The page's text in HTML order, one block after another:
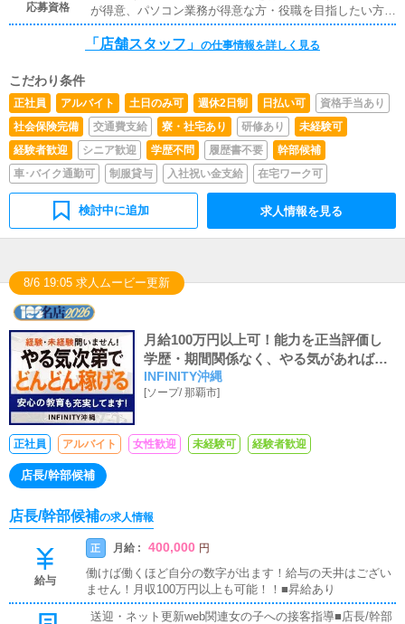
応募資格
が得意、パソコン業務が得意な方・役職を目指したい方・
収入を上げたい方・人として成長したい方にしっかりとし
た教育・指導を行いますので、スピーディに成長いただけ
「店舗スタッフ」 の仕事情報を詳しく見る
こだわり条件
正社員 アルバイト 土日のみ可 週休2日制 日払い可
資格手当あり
社会保険完備
交通費支給 寮・社宅あり 研修あり
未経験可
経験者歓迎
シニア歓迎 学歴不問 履歴書不要
幹部候補
車･バイク通勤可
制服貸与 入社祝い金支給 在宅ワーク可
検討中に追加 求人情報を見る
8/6 19:05 求人ムービー更新
月給100万円以上可！能力を正当評価し
学歴・期間関係なく、やる気があれば稼
げます！！
INFINITY沖縄
[ソープ/那覇市]
正社員 アルバイト 女性歓迎 未経験可 経験者歓迎
店長/幹部候補
店長/幹部候補の求人情報
給与
正 月給 : 400,000 円
働けば働くほど自分の数字が出ます！給与の天井はござい
ません！月収100万円以上も可能！！■昇給あり
送迎・ネット更新web関連女の子への接客指導■店長/幹部